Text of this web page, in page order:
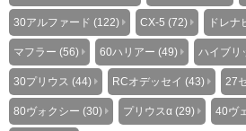
30アルファード (122) CX-5 (72) ドレナ
マフラー (56) 60ハリアー (49) ハイブリ
30プリウス (44) RCオデッセイ (43) 27
80ヴォクシー (30) プリウスα (29) 40ヴ